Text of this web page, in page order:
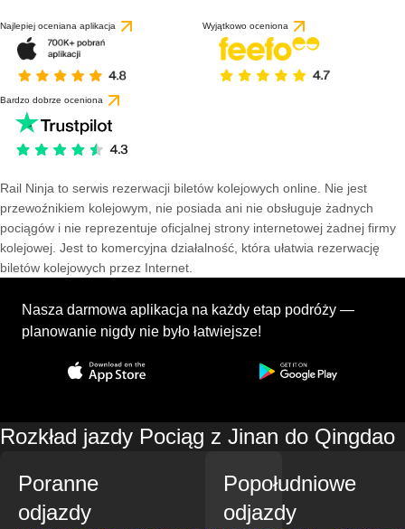
Najlepiej oceniana aplikacja Wyjątkowo oceniona
Bardzo dobrze oceniona
Rail Ninja to serwis rezerwacji biletów kolejowych online. Nie jest
przewoźnikiem kolejowym, nie posiada ani nie obsługuje żadnych
pociągów i nie reprezentuje oficjalnej strony internetowej żadnej firmy
kolejowej. Jest to komercyjna działalność, która ułatwia rezerwację
biletów kolejowych przez Internet.
Nasza darmowa aplikacja na każdy etap podróży —
planowanie nigdy nie było łatwiejsze!
Rozkład jazdy Pociąg z Jinan do Qingdao
Poranne
odjazdy
Popołudniowe
odjazdy